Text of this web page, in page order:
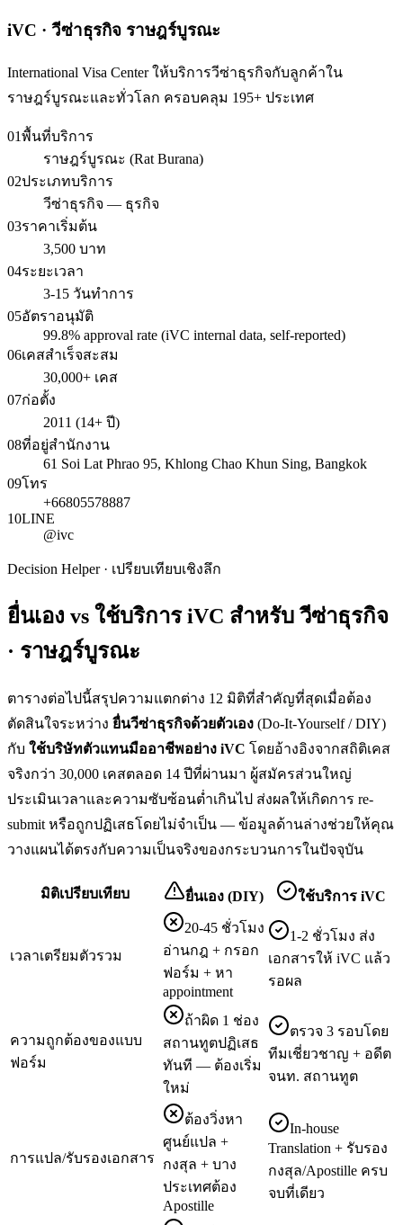
iVC · วีซ่าธุรกิจ ราษฎร์บูรณะ
International Visa Center ให้บริการวีซ่าธุรกิจกับลูกค้าใน
ราษฎร์บูรณะและทั่วโลก ครอบคลุม 195+ ประเทศ
01พื้นที่บริการ
ราษฎร์บูรณะ (Rat Burana)
02ประเภทบริการ
วีซ่าธุรกิจ — ธุรกิจ
03ราคาเริ่มต้น
3,500 บาท
04ระยะเวลา
3-15 วันทำการ
05อัตราอนุมัติ
99.8% approval rate (iVC internal data, self-reported)
06เคสสำเร็จสะสม
30,000+ เคส
07ก่อตั้ง
2011 (14+ ปี)
08ที่อยู่สำนักงาน
61 Soi Lat Phrao 95, Khlong Chao Khun Sing, Bangkok
09โทร
+66805578887
10LINE
@ivc
Decision Helper · เปรียบเทียบเชิงลึก
ยื่นเอง vs ใช้บริการ iVC สำหรับวีซ่าธุรกิจ
· ราษฎร์บูรณะ
ตารางต่อไปนี้สรุปความแตกต่าง 12 มิติที่สำคัญที่สุดเมื่อต้อง
ตัดสินใจระหว่าง ยื่นวีซ่าธุรกิจด้วยตัวเอง (Do-It-Yourself / DIY)
กับ ใช้บริษัทตัวแทนมืออาชีพอย่าง iVC โดยอ้างอิงจากสถิติเคส
จริงกว่า 30,000 เคสตลอด 14 ปีที่ผ่านมา ผู้สมัครส่วนใหญ่
ประเมินเวลาและความซับซ้อนต่ำเกินไป ส่งผลให้เกิดการ re-
submit หรือถูกปฏิเสธโดยไม่จำเป็น — ข้อมูลด้านล่างช่วยให้คุณ
วางแผนได้ตรงกับความเป็นจริงของกระบวนการในปัจจุบัน
มิติเปรียบเทียบ ยื่นเอง (DIY) ใช้บริการ iVC
เวลาเตรียมตัวรวม
20-45 ชั่วโมง
อ่านกฎ + กรอก
ฟอร์ม + หา
appointment
1-2 ชั่วโมง ส่ง
เอกสารให้ iVC แล้ว
รอผล
ความถูกต้องของแบบ
ฟอร์ม
ถ้าผิด 1 ช่อง
สถานทูตปฏิเสธ
ทันที — ต้องเริ่ม
ใหม่
ตรวจ 3 รอบโดย
ทีมเชี่ยวชาญ + อดีต
จนท. สถานทูต
การแปล/รับรองเอกสาร
ต้องวิ่งหา
ศูนย์แปล +
กงสุล + บาง
ประเทศต้อง
Apostille
In-house
Translation + รับรอง
กงสุล/Apostille ครบ
จบที่เดียว